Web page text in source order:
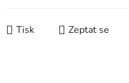
Tisk Zeptat se